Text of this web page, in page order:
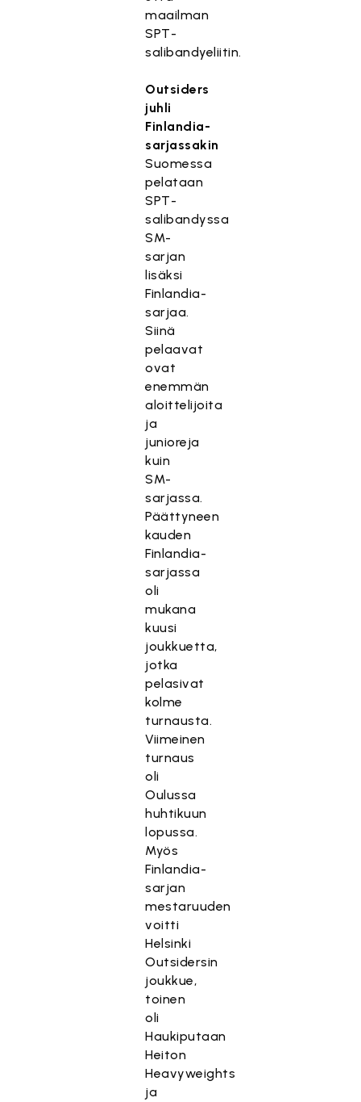
maailman
SPT-
salibandyeliitin.
Outsiders
juhli
Finlandia-
sarjassakin
Suomessa
pelataan
SPT-
salibandyssa
SM-
sarjan
lisäksi
Finlandia-
sarjaa.
Siinä
pelaavat
ovat
enemmän
aloittelijoita
ja
junioreja
kuin
SM-
sarjassa.
Päättyneen
kauden
Finlandia-
sarjassa
oli
mukana
kuusi
joukkuetta,
jotka
pelasivat
kolme
turnausta.
Viimeinen
turnaus
oli
Oulussa
huhtikuun
lopussa.
Myös
Finlandia-
sarjan
mestaruuden
voitti
Helsinki
Outsidersin
joukkue,
toinen
oli
Haukiputaan
Heiton
Heavyweights
ja